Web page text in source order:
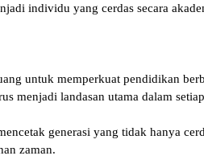
individu yang cerdas secara
untuk memperkuat pendidikan
menjadi landasan utama dalam
generasi yang tidak hanya
zaman.